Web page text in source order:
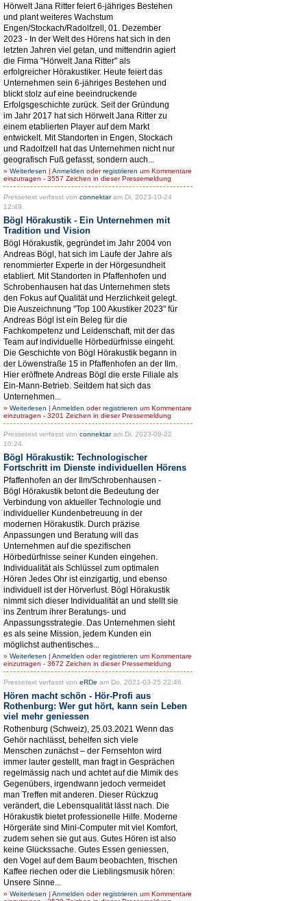
Hörwelt Jana Ritter feiert 6-jähriges Bestehen
und plant weiteres Wachstum
Engen/Stockach/Radolfzell, 01. Dezember
2023 - In der Welt des Hörens hat sich in den
letzten Jahren viel getan, und mittendrin agiert
die Firma "Hörwelt Jana Ritter" als
erfolgreicher Hörakustiker. Heute feiert das
Unternehmen sein 6-jähriges Bestehen und
blickt stolz auf eine beeindruckende
Erfolgsgeschichte zurück. Seit der Gründung
im Jahr 2017 hat sich Hörwelt Jana Ritter zu
einem etablierten Player auf dem Markt
entwickelt. Mit Standorten in Engen, Stockach
und Radolfzell hat das Unternehmen nicht nur
geografisch Fuß gefasst, sondern auch...
» Weiterlesen | Anmelden oderregistrieren um Kommentare
einzutragen - 3557 Zeichen in dieser Pressemeldung
Pressetext verfasst von connektaram Di, 2023-10-24
12:49.
Bögl Hörakustik - Ein Unternehmen mit
Tradition und Vision
Bögl Hörakustik, gegründet im Jahr 2004 von
Andreas Bögl, hat sich im Laufe der Jahre als
renommierter Experte in der Hörgesundheit
etabliert. Mit Standorten in Pfaffenhofen und
Schrobenhausen hat das Unternehmen stets
den Fokus auf Qualität und Herzlichkeit gelegt.
Die Auszeichnung "Top 100 Akustiker 2023" für
Andreas Bögl ist ein Beleg für die
Fachkompetenz und Leidenschaft, mit der das
Team auf individuelle Hörbedürfnisse eingeht.
Die Geschichte von Bögl Hörakustik begann in
der Löwenstraße 15 in Pfaffenhofen an der Ilm.
Hier eröffnete Andreas Bögl die erste Filiale als
Ein-Mann-Betrieb. Seitdem hat sich das
Unternehmen...
» Weiterlesen | Anmelden oderregistrieren um Kommentare
einzutragen - 3201 Zeichen in dieser Pressemeldung
Pressetext verfasst von connektaram Di, 2023-08-22
10:24.
Bögl Hörakustik: Technologischer
Fortschritt im Dienste individuellen Hörens
Pfaffenhofen an der Ilm/Schrobenhausen -
Bögl Hörakustik betont die Bedeutung der
Verbindung von aktueller Technologie und
individueller Kundenbetreuung in der
modernen Hörakustik. Durch präzise
Anpassungen und Beratung will das
Unternehmen auf die spezifischen
Hörbedürfnisse seiner Kunden eingehen.
Individualität als Schlüssel zum optimalen
Hören Jedes Ohr ist einzigartig, und ebenso
individuell ist der Hörverlust. Bögl Hörakustik
nimmt sich dieser Individualität an und stellt sie
ins Zentrum ihrer Beratungs- und
Anpassungsstrategie. Das Unternehmen sieht
es als seine Mission, jedem Kunden ein
möglichst authentisches...
» Weiterlesen | Anmelden oderregistrieren um Kommentare
einzutragen - 3672 Zeichen in dieser Pressemeldung
Pressetext verfasst von eRDe am Do, 2021-03-25 22:46.
Hören macht schön - Hör-Profi aus
Rothenburg: Wer gut hört, kann sein Leben
viel mehr geniessen
Rothenburg (Schweiz), 25.03.2021 Wenn das
Gehör nachlässt, behelfen sich viele
Menschen zunächst – der Fernsehton wird
immer lauter gestellt, man fragt in Gesprächen
regelmässig nach und achtet auf die Mimik des
Gegenübers, irgendwann jedoch vermeidet
man Treffen mit anderen. Dieser Rückzug
verändert, die Lebensqualität lässt nach. Die
Hörakustik bietet professionelle Hilfe. Moderne
Hörgeräte sind Mini-Computer mit viel Komfort,
zudem sehen sie gut aus. Gutes Hören ist also
keine Glückssache. Gutes Essen geniessen,
den Vogel auf dem Baum beobachten, frischen
Kaffee riechen oder die Lieblingsmusik hören:
Unsere Sinne...
» Weiterlesen | Anmelden oderregistrieren um Kommentare